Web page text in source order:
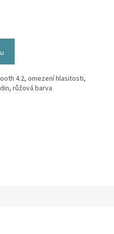
4.2, omezení hlasitosti,
růžová barva